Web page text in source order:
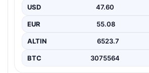
arasında bulunan otlaklık bölgede henüz
belirlenemeyen bir nedenle…
USD 47.60
EUR 55.08
ALTIN 6523.7
BTC 3075564